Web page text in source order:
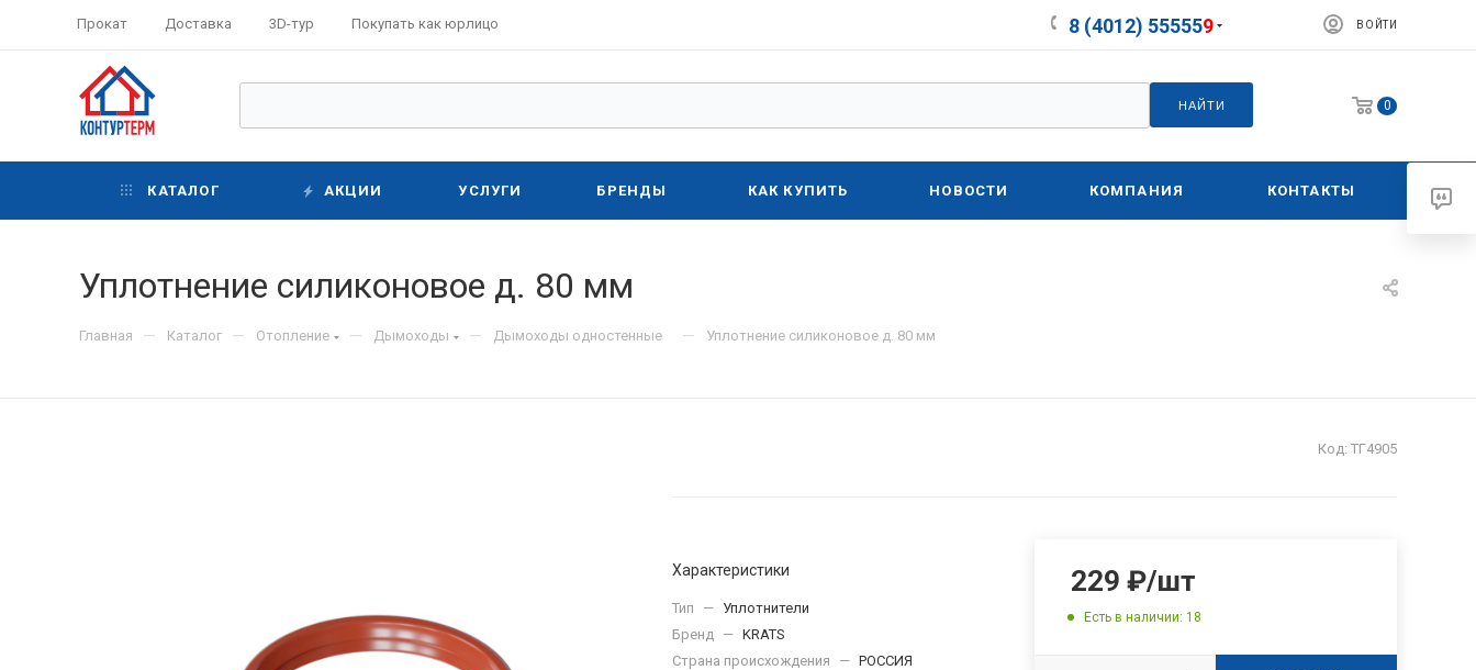
Прокат Доставка 3D-тур Покупать как юрлицо 8 (4012) 555559 ВОЙТИ
НАЙТИ 0
КАТАЛОГ АКЦИИ УСЛУГИ БРЕНДЫ КАК КУПИТЬ НОВОСТИ КОМПАНИЯ КОНТАКТЫ
Уплотнение силиконовое д. 80 мм
Главная — Каталог — Отопление — Дымоходы — Дымоходы одностенные — Уплотнение силиконовое д. 80 мм
Код: ТГ4905
Характеристики
Тип — Уплотнители
Бренд — KRATS
Страна происхождения
— РОССИЯ
229 ₽/шт
Есть в наличии: 18